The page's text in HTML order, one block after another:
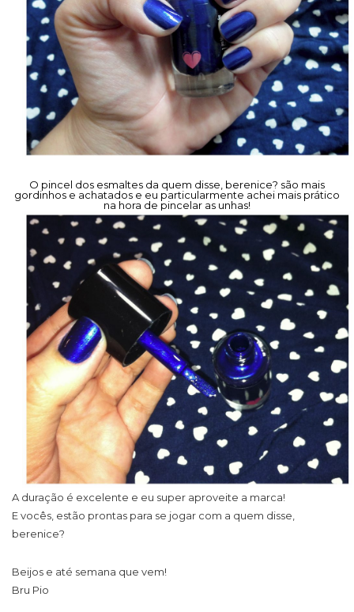
O pincel dos esmaltes da quem disse, berenice? são mais
gordinhos e achatados e eu particularmente achei mais prático
na hora de pincelar as unhas!
A duração é excelente e eu super aproveite a marca!
E vocês, estão prontas para se jogar com a quem disse,
berenice?
Beijos e até semana que vem!
Bru Pio